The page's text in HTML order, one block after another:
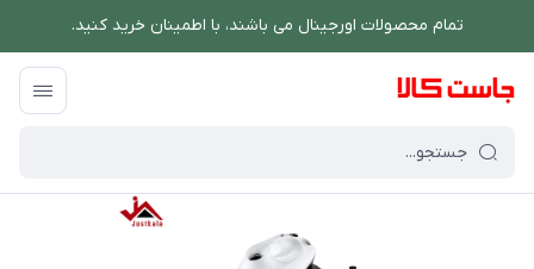
تمام محصولات اورجینال می باشند، با اطمینان خرید کنید.
فروشگاه اینترنتی جاست کالا